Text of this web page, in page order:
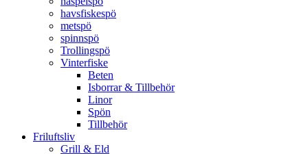
havsfiskespö
metspö
spinnspö
Trollingspö
Vinterfiske
Beten
Isborrar & Tillbehör
Linor
Spön
Tillbehör
Friluftsliv
Grill & Eld